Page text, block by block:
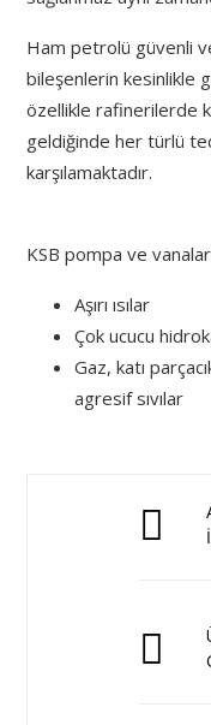
Ham petrolü güvenli
bileşenlerin kesinlikle
özellikle rafinerilerde
geldiğinde her türlü
karşılamaktadır.
KSB pompa ve
Aşırı ısılar
Çok ucucu
Gaz, katı
agresif sıvılar